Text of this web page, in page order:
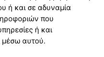
ή και σε αδυναμία
που
ή και
μέσω αυτού.